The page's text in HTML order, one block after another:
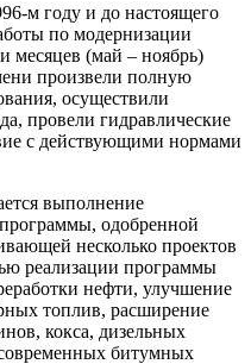
м году и до настоящего
по модернизации
месяцев (май – ноябрь)
произвели полную
осуществили
провели гидравлические
с действующими нормами
выполнение
одобренной
несколько проектов
реализации программы
нефти, улучшение
топлив, расширение
кокса, дизельных
битумных